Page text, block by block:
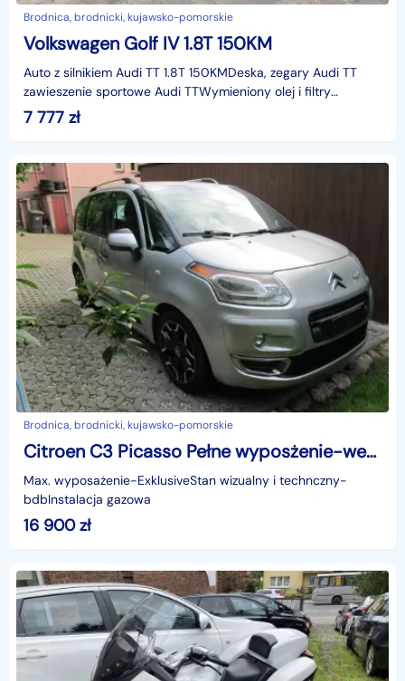
Brodnica, brodnicki, kujawsko-pomorskie
Volkswagen Golf IV 1.8T 150KM
Auto z silnikiem Audi TT 1.8T 150KMDeska, zegary Audi TT
zawieszenie sportowe Audi TTWymieniony olej i filtry
Sportowy filtr powietrza Światła led basowy wydech
7 777 zł
Brodnica, brodnicki, kujawsko-pomorskie
Citroen C3 Picasso Pełne wyposżenie-wersja Exklusive! Gaz!
Max. wyposażenie-ExklusiveStan wizualny i technczny-
bdbInstalacja gazowa
16 900zł